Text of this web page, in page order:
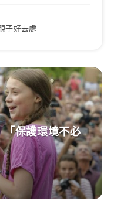
子好去處
保護環境不必